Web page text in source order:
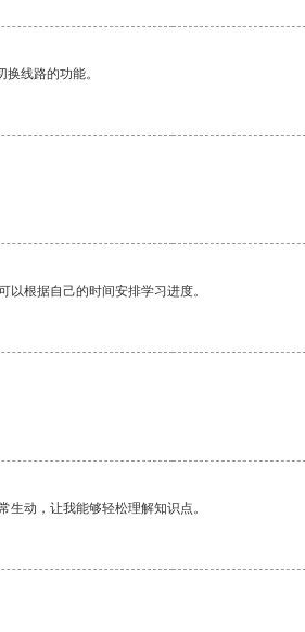
线路的功能。
根据自己的时间安排学习进度。
动，让我能够轻松理解知识点。